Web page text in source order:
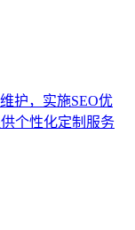
护，实施SEO优
个性化定制服务